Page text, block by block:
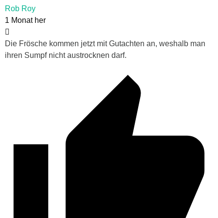
Rob Roy
1 Monat her
Die Frösche kommen jetzt mit Gutachten an, weshalb man
ihren Sumpf nicht austrocknen darf.